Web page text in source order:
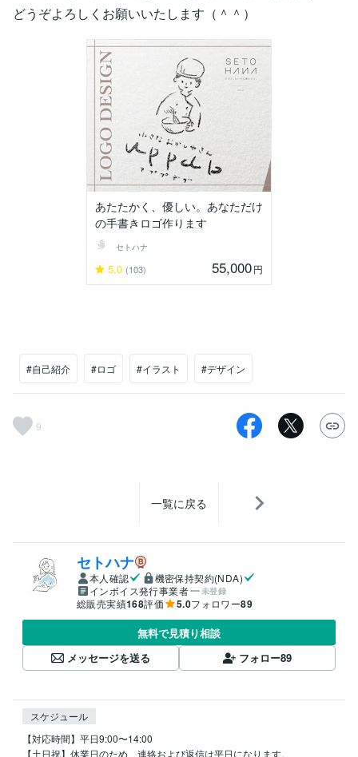
どうぞよろしくお願いいたします（＾＾）
あたたかく、優しい。あなただけ
の手書きロゴ作ります
セトハナ
5.0 (103) 55,000円
#自己紹介 #ロゴ #イラスト #デザイン
9
一覧に戻る
セトハナ
本人確認
機密保持契約(NDA)
インボイス発行事業者
未登録
総販売実績168評価 5.0フォロワー89
無料で見積り相談
メッセージを送る
フォロー89
スケジュール
【対応時間】平日9:00〜14:00
【土日祝】休業日のため、連絡および返信は平日になります。